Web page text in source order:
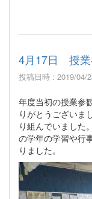
4月17日 授業
投稿日時 : 2019/04/
年度当初の授業参
りがとうございま
り組んでいました
の学年の学習や行
りました。